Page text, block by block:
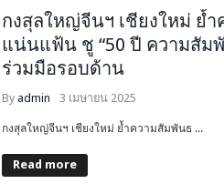
กงสุลใหญ่จีนฯ เชียงใหม่ ย้
แน่นแฟ้น ชู “50 ปี ความสัม
ร่วมมือรอบด้าน
By admin 3 เมษายน 2025
กงสุลใหญ่จีนฯ เชียงใหม่ ย้ำความสัมพันธ ...
Read more